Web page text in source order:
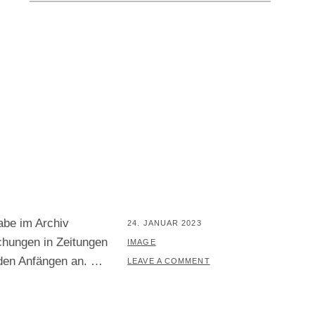
im Archiv
in Zeitungen
Anfängen an. …
POSTED
ON
24. JANUAR 2023
BY
IMAGE
LEAVE A COMMENT